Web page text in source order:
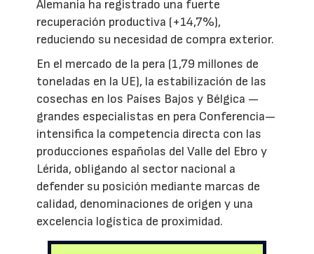
Alemania ha registrado una fuerte
recuperación productiva (+14,7%),
reduciendo su necesidad de compra exterior.
En el mercado de la pera (1,79 millones de
toneladas en la UE), la estabilización de las
cosechas en los Países Bajos y Bélgica —
grandes especialistas en pera Conferencia—
intensifica la competencia directa con las
producciones españolas del Valle del Ebro y
Lérida, obligando al sector nacional a
defender su posición mediante marcas de
calidad, denominaciones de origen y una
excelencia logística de proximidad.